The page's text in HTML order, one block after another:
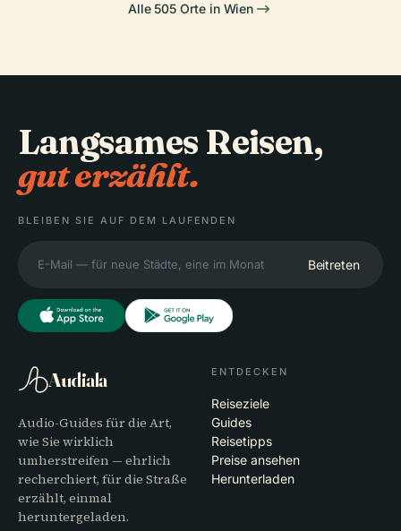
Alle 505 Orte in Wien
Langsames Reisen,
gut erzählt.
BLEIBEN SIE AUF DEM LAUFENDEN
Beitreten
Audiala
Audio-Guides für die Art,
wie Sie wirklich
umherstreifen — ehrlich
recherchiert, für die Straße
erzählt, einmal
heruntergeladen.
ENTDECKEN
Reiseziele
Guides
Reisetipps
Preise ansehen
Herunterladen